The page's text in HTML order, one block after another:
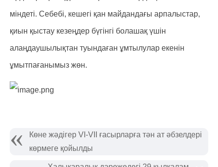
міндеті. Себебі, кешегі қан майдандағы арпалыстар,
қиын қыстау кезеңдер бүгінгі болашақ үшін
алаңдаушылықтан туындаған ұмтылулар екенін
ұмытпағанымыз жөн.
Көне жәдігер VІ-VII ғасырларға тән ат әбзелдері
көрмеге қойылды